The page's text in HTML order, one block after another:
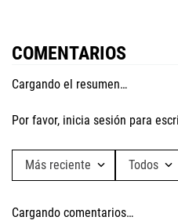
COMENTARIOS
Cargando el resumen…
Por favor, inicia sesión para
Más reciente Todos
Cargando comentarios…